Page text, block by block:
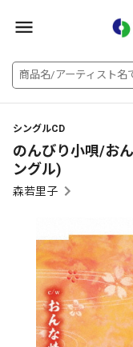
シングルCD
のんびり小唄/お
ングル)
森若里子